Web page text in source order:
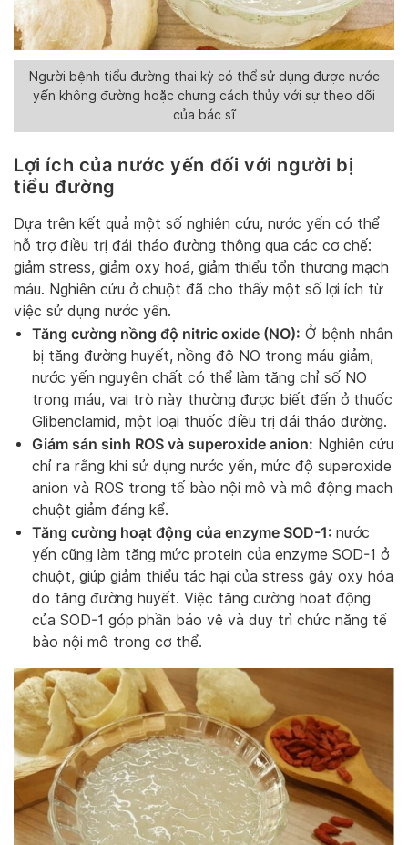
Người bệnh tiểu đường thai kỳ có thể sử dụng được nước
yến không đường hoặc chưng cách thủy với sự theo dõi
của bác sĩ
Lợi ích của nước yến đối với người bị
tiểu đường
Dựa trên kết quả một số nghiên cứu, nước yến có thể
hỗ trợ điều trị đái tháo đường thông qua các cơ chế:
giảm stress, giảm oxy hoá, giảm thiểu tổn thương mạch
máu. Nghiên cứu ở chuột đã cho thấy một số lợi ích từ
việc sử dụng nước yến.
Tăng cường nồng độ nitric oxide (NO): Ở bệnh nhân
bị tăng đường huyết, nồng độ NO trong máu giảm,
nước yến nguyên chất có thể làm tăng chỉ số NO
trong máu, vai trò này thường được biết đến ở thuốc
Glibenclamid, một loại thuốc điều trị đái tháo đường.
Giảm sản sinh ROS và superoxide anion: Nghiên cứu
chỉ ra rằng khi sử dụng nước yến, mức độ superoxide
anion và ROS trong tế bào nội mô và mô động mạch
chuột giảm đáng kể.
Tăng cường hoạt động của enzyme SOD-1: nước
yến cũng làm tăng mức protein của enzyme SOD-1 ở
chuột, giúp giảm thiểu tác hại của stress gây oxy hóa
do tăng đường huyết. Việc tăng cường hoạt động
của SOD-1 góp phần bảo vệ và duy trì chức năng tế
bào nội mô​ trong cơ thể.